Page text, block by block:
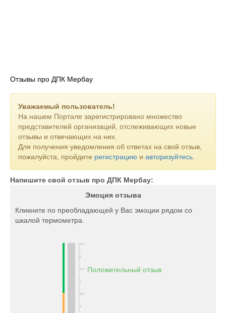
Отзывы про ДПК Мербау
Уважаемый пользователь!
На нашем Портале зарегистрировано множество
представителей организаций, отслеживающих новые
отзывы и отвечающих на них.
Для получения уведомления об ответах на свой отзыв,
пожалуйста, пройдите регистрацию и авторизуйтесь
Напишите свой отзыв про ДПК Мербау:
Эмоция отзыва
Кликните по преобладающей у Вас эмоции рядом со
шкалой термометра.
Положительный отзыв